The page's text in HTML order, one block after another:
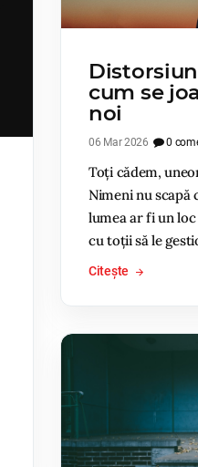
cum se
noi
06 Mar 2026 0
Toți cădem,
Nimeni nu scapă
lumea ar fi un
cu toții să le
Citește